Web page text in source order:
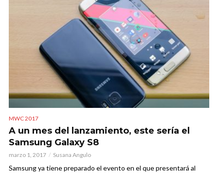
MWC 2017
A un mes del lanzamiento, este sería el
Samsung Galaxy S8
marzo 1, 2017 Susana Angulo
Samsung ya tiene preparado el evento en el que presentará al